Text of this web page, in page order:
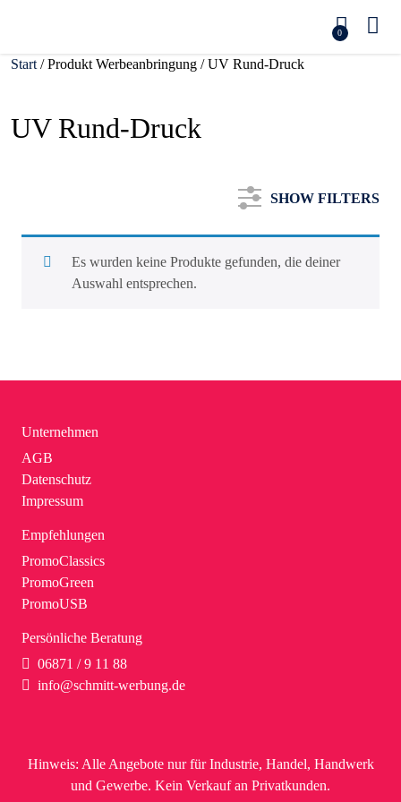
0
Start / Produkt Werbeanbringung / UV Rund-Druck
UV Rund-Druck
SHOW FILTERS
Es wurden keine Produkte gefunden, die deiner
Auswahl entsprechen.
Unternehmen
AGB
Datenschutz
Impressum
Empfehlungen
PromoClassics
PromoGreen
PromoUSB
Persönliche Beratung
06871 / 9 11 88
info@schmitt-werbung.de
Hinweis: Alle Angebote nur für Industrie, Handel, Handwerk
und Gewerbe. Kein Verkauf an Privatkunden.